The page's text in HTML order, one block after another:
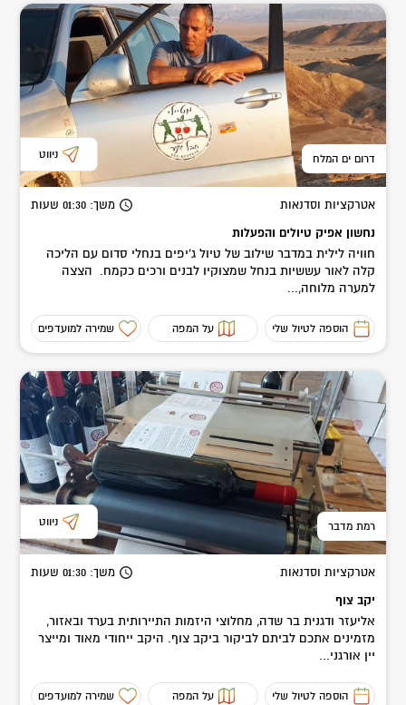
דרום ים המלח ניווט
אטרקציות וסדנאות משך: 01:30 שעות
נחשון אפיק טיולים והפעלות
חוויה לילית במדבר שילוב של טיול ג'יפים בנחלי סדום עם הליכה
קלה לאור עששיות בנחל שמצוקיו לבנים ורכים כקמח. הצצה
למערה מלוחה,...
הוספה לטיול שלי על המפה שמירה למועדפים
רמת מדבר ניווט
אטרקציות וסדנאות משך: 01:30 שעות
יקב צוף
אליעזר ודגנית בר שדה, מחלוצי היזמות התיירותית בערד ובאזור,
מזמינים אתכם לביתם לביקור ביקב צוף. היקב ייחודי מאוד ומייצר
יין אורגני...
הוספה לטיול שלי על המפה שמירה למועדפים